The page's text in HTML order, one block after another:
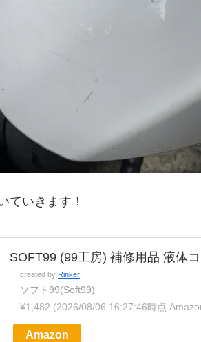
ていきます！
SOFT99 (99工房) 補修用品 液体
created by Rinker
ソフト99(Soft99)
¥1,482 (2026/08/06 16:27:46時点
Amazon